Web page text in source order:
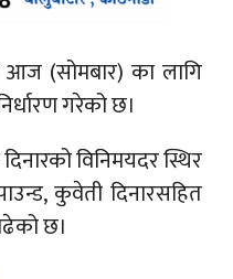
आज (सोमबार) का लागि
गरेको छ।
विनिमयदर स्थिर
कुवेती दिनारसहित
छ।